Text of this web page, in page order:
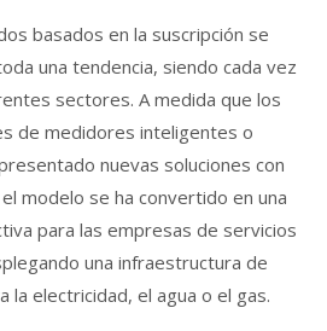
basados en la suscripción se
una tendencia, siendo cada vez
sectores. A medida que los
de medidores inteligentes o
nuevas soluciones con
modelo se ha convertido en una
para las empresas de servicios
una infraestructura de
la electricidad, el agua o el gas.